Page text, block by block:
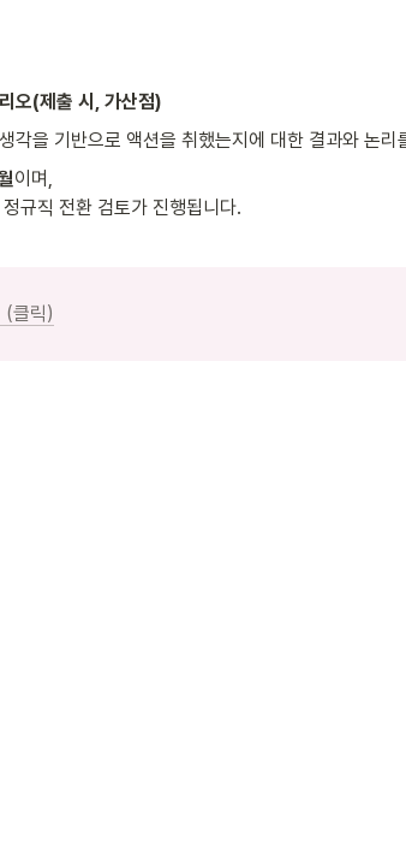
오(제출 시, 가산점)
각을 기반으로 액션을 취했는지에 대한 결과와 논리
이며,
규직 전환 검토가 진행됩니다.
(클릭)